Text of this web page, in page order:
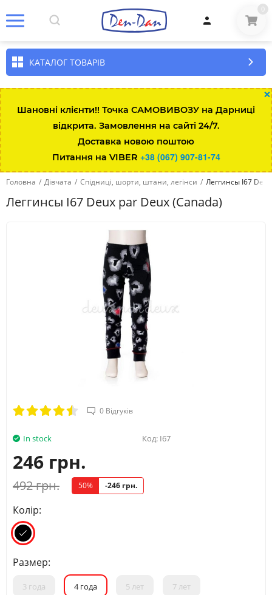
0
КАТАЛОГ ТОВАРІВ
×
Шановні клієнти!! Точка САМОВИВОЗУ на Дарниці
відкрита. Замовлення на сайті 24/7.
Доставка новою поштою
Питання на VIBER +38 (067) 907-81-74
Головна / Дівчата / Спідниці, шорти, штани, легінси / Леггинсы I67
Леггинсы I67 Deux par Deux (Canada)
0 Відгуків
In stock Код: I67
246 грн.
492 грн. 50% -246 грн.
Колір:
Размер:
3 года 4 года 5 лет 7 лет